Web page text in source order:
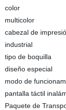
color
multicolor
cabezal de
industrial
tipo de boquilla
diseño especial
modo de
pantalla táctil
Paquete de